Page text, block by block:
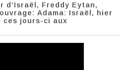
d’Israël, Freddy Eytan,
Adama: Israël, hier
ces jours-ci aux